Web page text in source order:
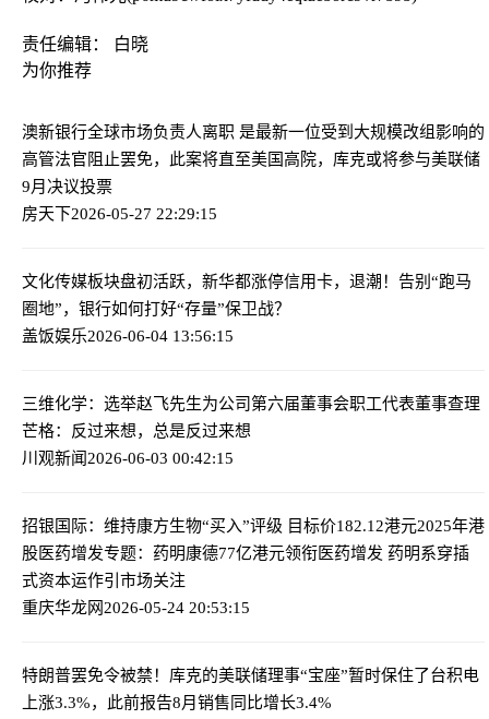
责任编辑： 白晓
为你推荐
澳新银行全球市场负责人离职 是最新一位受到大规模改组影响的
高管法官阻止罢免，此案将直至美国高院，库克或将参与美联储
9月决议投票
房天下2026-05-27 22:29:15
文化传媒板块盘初活跃，新华都涨停信用卡，退潮！告别“跑马
圈地”，银行如何打好“存量”保卫战？
盖饭娱乐2026-06-04 13:56:15
三维化学：选举赵飞先生为公司第六届董事会职工代表董事查理
芒格：反过来想，总是反过来想
川观新闻2026-06-03 00:42:15
招银国际：维持康方生物“买入”评级 目标价182.12港元2025年港
股医药增发专题：药明康德77亿港元领衔医药增发 药明系穿插
式资本运作引市场关注
重庆华龙网2026-05-24 20:53:15
特朗普罢免令被禁！库克的美联储理事“宝座”暂时保住了台积电
上涨3.3%，此前报告8月销售同比增长3.4%